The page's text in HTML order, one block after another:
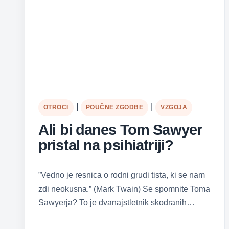
OTROCI POUČNE ZGODBE VZGOJA
Ali bi danes Tom Sawyer
pristal na psihiatriji?
”Vedno je resnica o rodni grudi tista, ki se nam
zdi neokusna.” (Mark Twain) Se spomnite Toma
Sawyerja? To je dvanajstletnik skodranih…